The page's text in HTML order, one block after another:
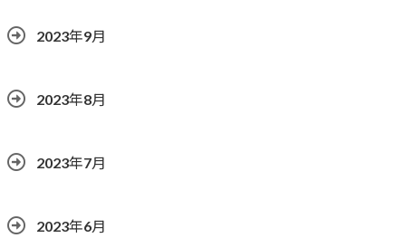
2023年9月
2023年8月
2023年7月
2023年6月